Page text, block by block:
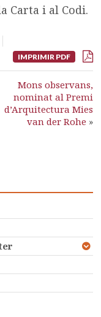
Carta i al Codi.
IMPRIMIR PDF
Mons observans,
nominat al Premi
d’Arquitectura Mies
van der Rohe »